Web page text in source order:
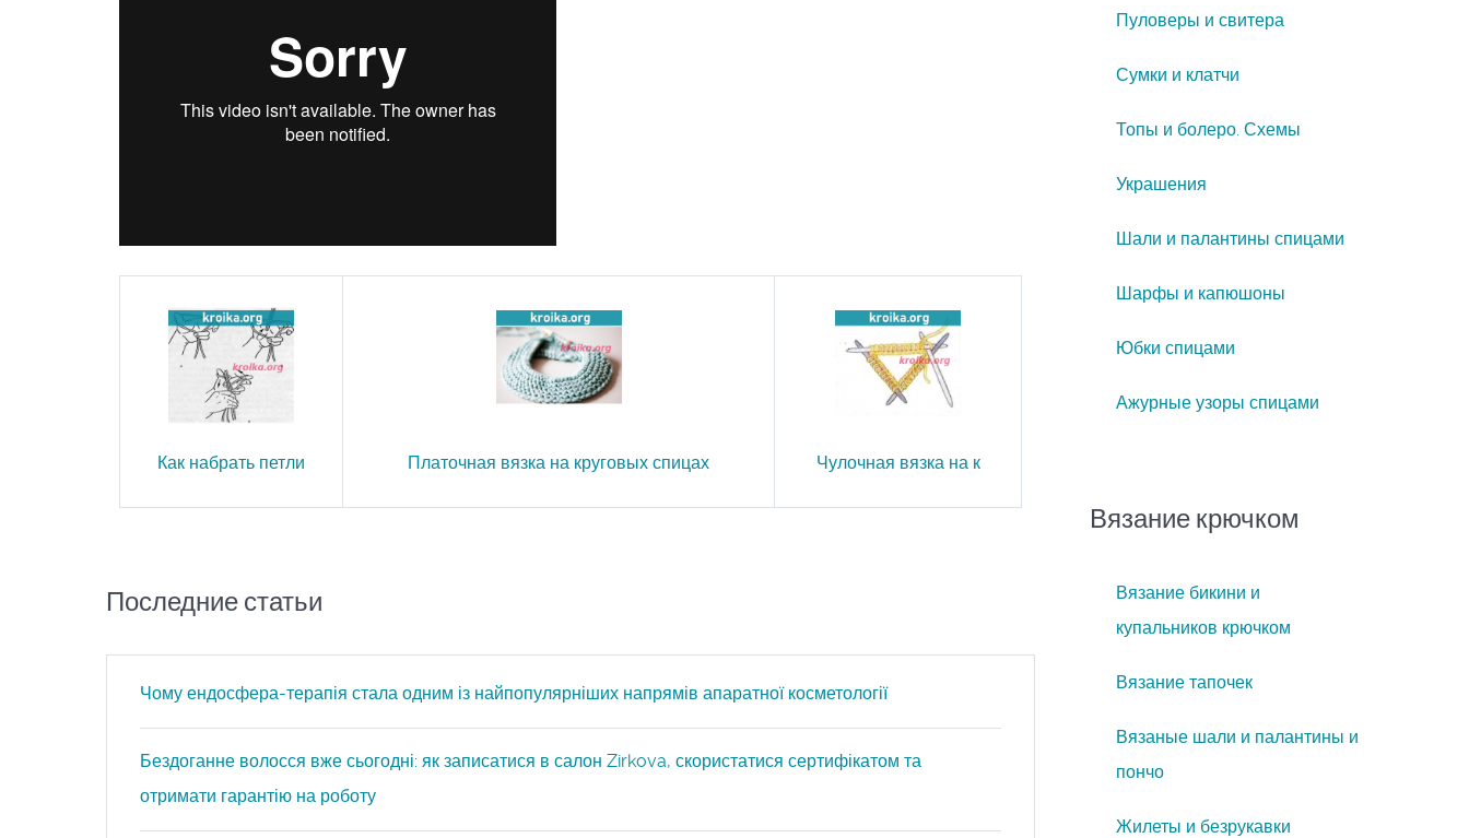
Как набрать петли Платочная вязка на круговых спицах Чулочная вязка на к
Последние статьи
Чому ендосфера-терапія стала одним із найпопулярніших напрямів апаратної косметології
Бездоганне волосся вже сьогодні: як записатися в салон Zirkova, скористатися сертифікатом та
отримати гарантію на роботу
Пуловеры и свитера
Сумки и клатчи
Топы и болеро. Схемы
Украшения
Шали и палантины спицами
Шарфы и капюшоны
Юбки спицами
Ажурные узоры спицами
Вязание крючком
Вязание бикини и
купальников крючком
Вязание тапочек
Вязаные шали и палантины и
пончо
Жилеты и безрукавки